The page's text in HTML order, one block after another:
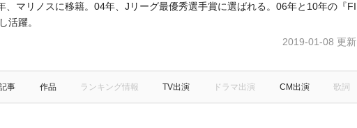
、マリノスに移籍。04年、Jリーグ最優秀選手賞に選ばれる。06年と10年の『FI
活躍。
2019-01-08 更新
事 作品 ランキング情報 TV出演 ドラマ出演 CM出演 歌詞